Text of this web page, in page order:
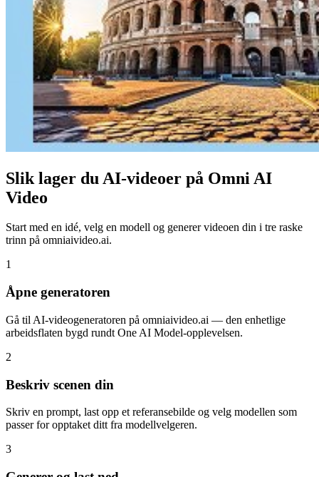
Slik lager du AI-videoer på Omni AI
Video
Start med en idé, velg en modell og generer videoen din i tre raske
trinn på omniaivideo.ai.
1
Åpne generatoren
Gå til AI-videogeneratoren på omniaivideo.ai — den enhetlige
arbeidsflaten bygd rundt One AI Model-opplevelsen.
2
Beskriv scenen din
Skriv en prompt, last opp et referansebilde og velg modellen som
passer for opptaket ditt fra modellvelgeren.
3